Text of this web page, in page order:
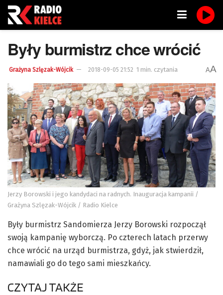
Były burmistrz chce wrócić
Grażyna Szlęzak-Wójcik 2018-09-05 21:52 1 min. czytania AA
Jerzy Borowski i jego kandydaci na radnych. Inauguracja kampanii /
Grażyna Szlęzak-Wójcik / Radio Kielce
Były burmistrz Sandomierza Jerzy Borowski rozpoczął
swoją kampanię wyborczą. Po czterech latach przerwy
chce wrócić na urząd burmistrza, gdyż, jak stwierdził,
namawiali go do tego sami mieszkańcy.
CZYTAJ TAKŻE